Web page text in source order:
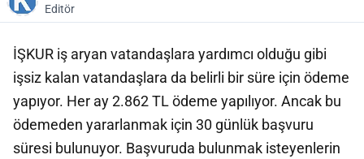
Editör
İŞKUR iş aryan vatandaşlara yardımcı olduğu gibi
işsiz kalan vatandaşlara da belirli bir süre için ödeme
yapıyor. Her ay 2.862 TL ödeme yapılıyor. Ancak bu
ödemeden yararlanmak için 30 günlük başvuru
süresi bulunuyor. Başvuruda bulunmak isteyenlerin